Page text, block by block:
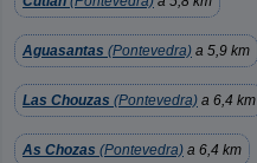
Aguasantas (Pontevedra) a 5,9 km
Las Chouzas (Pontevedra) a 6,4 km
As Chozas (Pontevedra) a 6,4 km